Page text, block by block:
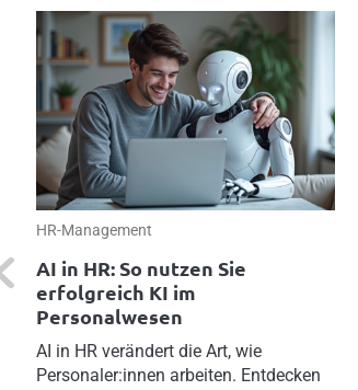
HR-Management
AI in HR: So nutzen Sie
erfolgreich KI im
Personalwesen
AI in HR verändert die Art, wie
Personaler:innen arbeiten. Entdecken